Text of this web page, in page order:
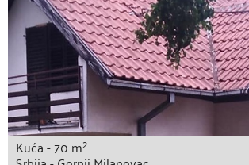
Kuća - 70 m2